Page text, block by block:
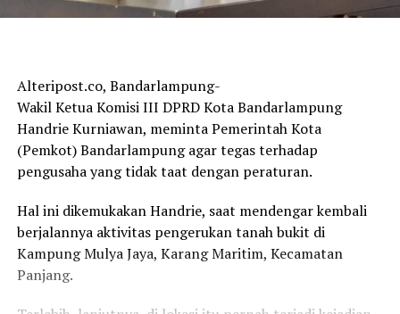
Alteripost.co, Bandarlampung-
Wakil Ketua Komisi III DPRD Kota Bandarlampung
Handrie Kurniawan, meminta Pemerintah Kota
(Pemkot) Bandarlampung agar tegas terhadap
pengusaha yang tidak taat dengan peraturan.
Hal ini dikemukakan Handrie, saat mendengar kembali
berjalannya aktivitas pengerukan tanah bukit di
Kampung Mulya Jaya, Karang Maritim, Kecamatan
Panjang.